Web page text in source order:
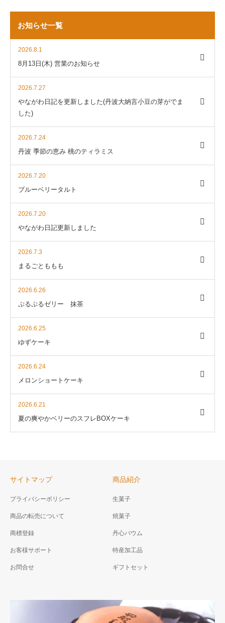
お知らせ一覧
2026.8.1
8月13日(木) 営業のお知らせ
2026.7.27
やながわ日記を更新しました(丹波大納言小豆の芽がでま
した)
2026.7.24
丹波 季節の恵み 桃のティラミス
2026.7.20
ブルーベリータルト
2026.7.20
やながわ日記更新しました
2026.7.3
まるごとももも
2026.6.26
ぷるぷるゼリー 抹茶
2026.6.25
ゆずケーキ
2026.6.24
メロンショートケーキ
2026.6.21
夏の爽やかベリーのスフレBOXケーキ
サイトマップ
プライバシーポリシー
商品の転売について
商標登録
お客様サポート
お問合せ
商品紹介
生菓子
焼菓子
丹心バウム
特産加工品
ギフトセット